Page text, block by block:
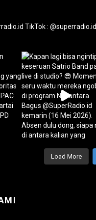
TikTok : @superradio.id
Load More